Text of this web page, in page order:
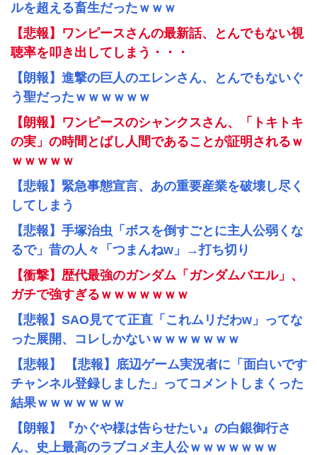
ルを超える畜生だったｗｗｗ
【悲報】ワンピースさんの最新話、とんでもない視
聴率を叩き出してしまう・・・
【朗報】進撃の巨人のエレンさん、とんでもないぐ
う聖だったｗｗｗｗｗｗ
【朗報】ワンピースのシャンクスさん、「トキトキ
の実」の時間とばし人間であることが証明されるｗ
ｗｗｗｗｗ
【悲報】緊急事態宣言、あの重要産業を破壊し尽く
してしまう
【悲報】手塚治虫「ボスを倒すごとに主人公弱くな
るで」昔の人々「つまんねw」→打ち切り
【衝撃】歴代最強のガンダム「ガンダムバエル」、
ガチで強すぎるｗｗｗｗｗｗｗ
【悲報】SAO見てて正直「これムリだわw」ってな
った展開、コレしかないｗｗｗｗｗｗｗ
【悲報】 【悲報】底辺ゲーム実況者に「面白いです
チャンネル登録しました」ってコメントしまくった
結果ｗｗｗｗｗｗｗ
【朗報】『かぐや様は告らせたい』の白銀御行さ
ん、史上最高のラブコメ主人公ｗｗｗｗｗｗｗ